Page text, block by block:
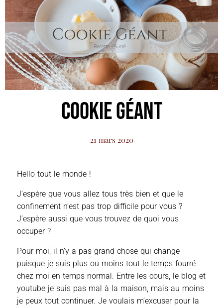
Cookie Géant
21 mars 2020
Hello tout le monde !
J’espère que vous allez tous très bien et que le
confinement n’est pas trop difficile pour vous ?
J’espère aussi que vous trouvez de quoi vous
occuper ?
Pour moi, il n’y a pas grand chose qui change
puisque je suis plus ou moins tout le temps fourré
chez moi en temps normal. Entre les cours, le blog et
youtube je suis pas mal à la maison, mais au moins
je peux tout continuer. Je voulais m’excuser pour la